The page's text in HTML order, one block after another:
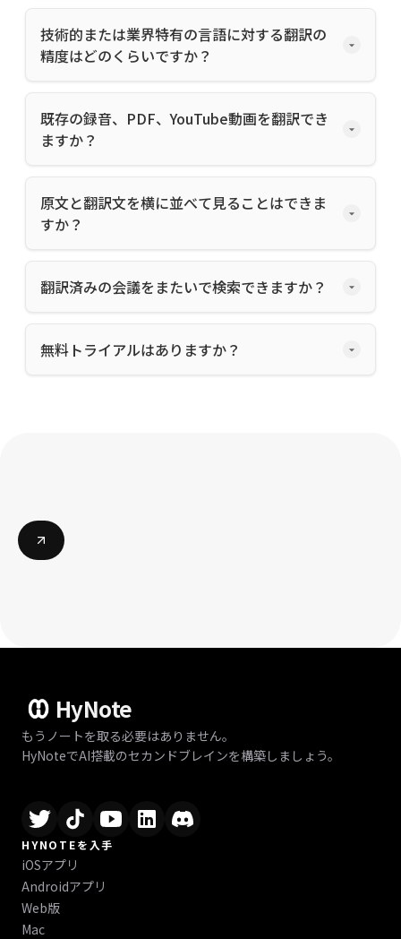
技術的または業界特有の言語に対する翻訳の
精度はどのくらいですか？
既存の録音、PDF、YouTube動画を翻訳でき
ますか？
原文と翻訳文を横に並べて見ることはできま
すか？
翻訳済みの会議をまたいで検索できますか？
無料トライアルはありますか？
HyNote
もうノートを取る必要はありません。
HyNoteでAI搭載のセカンドブレインを構築しましょう。
HYNOTEを入手
iOSアプリ
Androidアプリ
Web版
Mac